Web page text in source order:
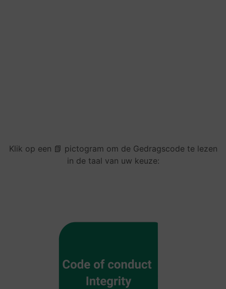
Klik op een 📗 pictogram om de Gedragscode te lezen
in de taal van uw keuze: